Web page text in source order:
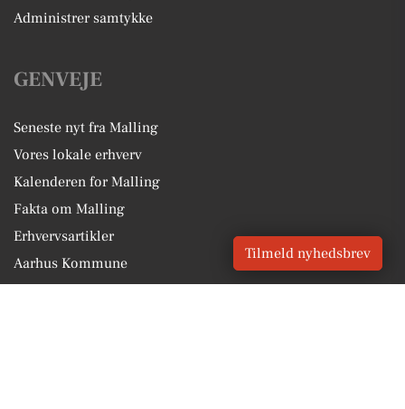
Administrer samtykke
GENVEJE
Seneste nyt fra Malling
Vores lokale erhverv
Kalenderen for Malling
Fakta om Malling
Erhvervsartikler
Aarhus Kommune
Tilmeld nyhedsbrev